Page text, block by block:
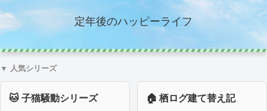
定年後のハッピーライフ
▼ 人気シリーズ
🐱 子猫騒動シリーズ 🏠 栖ログ建て替え記